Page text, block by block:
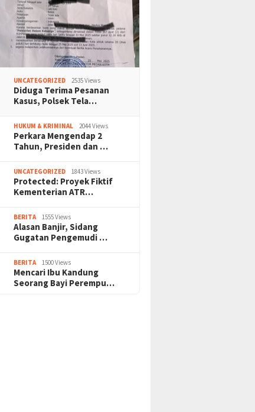
UNCATEGORIZED 2535 Views
Diduga Terima Pesanan
Kasus, Polsek Tela…
HUKUM & KRIMINAL 2044 Views
Perkara Mengendap 2
Tahun, Presiden dan …
UNCATEGORIZED 1843 Views
Protected: Proyek Fiktif
Kementerian ATR…
BERITA 1555 Views
Alasan Banjir, Sidang
Gugatan Pengemudi …
BERITA 1500 Views
Mencari Ibu Kandung
Seorang Bayi Perempu…